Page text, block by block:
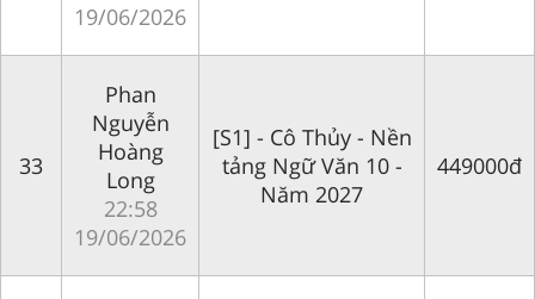
19/06/2026
33
Phan
Nguyễn
Hoàng
Long
22:58
19/06/2026
[S1] - Cô Thủy - Nền
tảng Ngữ Văn 10 -
Năm 2027
449000đ